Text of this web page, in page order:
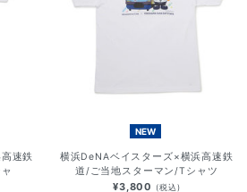
速鉄
NEW
横浜DeNAベイスターズ×横浜高速鉄
道/ご当地スターマン/Tシャツ
¥3,800 (税込)